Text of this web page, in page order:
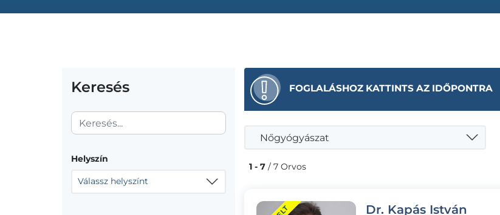
Keresés
Helyszín
Válassz helyszínt
FOGLALÁSHOZ KATTINTS AZ IDŐPONTRA
Nőgyógyászat
1 - 7 / 7 Orvos
Dr. Kapás István